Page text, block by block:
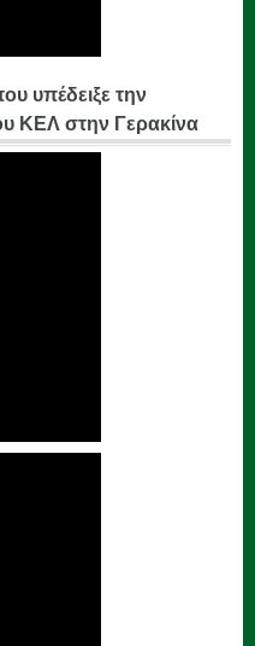
υπέδειξε την
ΚΕΛ στην Γερακίνα